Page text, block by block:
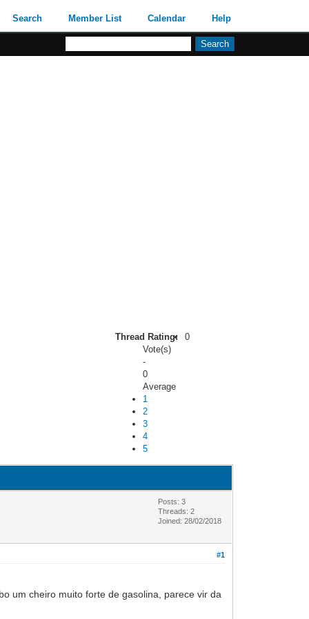
Search Member List Calendar Help
Thread Rating:
0
Vote(s)
-
0
Average
1
2
3
4
5
Posts: 3
Threads: 2
Joined: 28/02/2018
#1
um cheiro muito forte de gasolina, parece vir da